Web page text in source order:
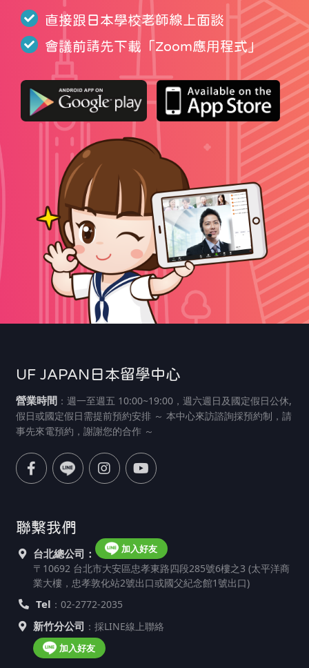
直接跟日本學校老師線上面談
會議前請先下載「Zoom應用程式」
UF JAPAN日本留學中心
營業時間：週一至週五 10:00~19:00，週六週日及國定假日公休,
假日或國定假日需提前預約安排 ～ 本中心來訪諮詢採預約制，請
事先來電預約，謝謝您的合作 ～
聯繫我們
台北總公司： 加入好友
〒10692 台北市大安區忠孝東路四段285號6樓之3 (太平洋商
業大樓，忠孝敦化站2號出口或國父紀念館1號出口)
Tel ：02-2772-2035
新竹分公司 ：採LINE線上聯絡
加入好友